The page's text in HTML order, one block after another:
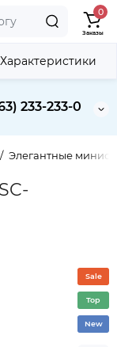
233-233-0
0
Заказы
Элегантные
Характеристики
Sale
Top
New